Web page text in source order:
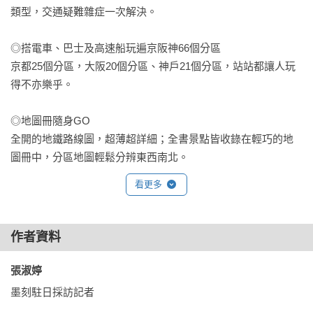
類型，交通疑難雜症一次解決。
◎搭電車、巴士及高速船玩遍京阪神66個分區
京都25個分區，大阪20個分區、神戶21個分區，站站都讓人玩
得不亦樂乎。
◎地圖冊隨身GO
全開的地鐵路線圖，超薄超詳細；全書景點皆收錄在輕巧的地
圖冊中，分區地圖輕鬆分辨東西南北。
看更多
作者資料
張淑婷
墨刻駐日採訪記者